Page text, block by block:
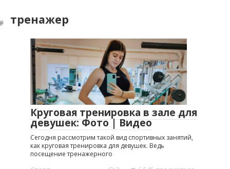
тренажер
Круговая тренировка в зале для
девушек: Фото | Видео
Сегодня рассмотрим такой вид спортивных занятий,
как круговая тренировка для девушек. Ведь
посещение тренажерного